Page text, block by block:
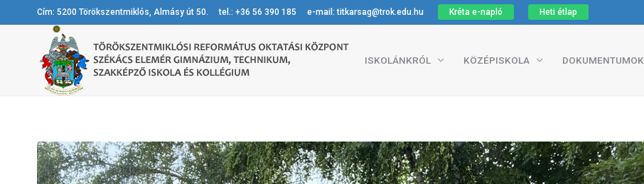
Kréta e-napló
Cím: 5200 Törökszentmiklós, Almásy út 50. tel.: +36 56 390 185 e-mail: titkarsag@trok.edu.hu Heti étlap
ISKOLÁNKRÓL KÖZÉPISKOLA DOKUMENTUMOK